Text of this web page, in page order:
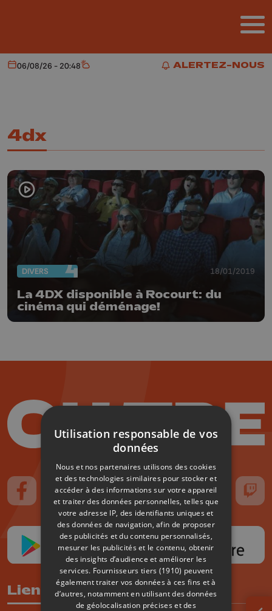
ALERTEZ-NOUS
ALERTEZ-NOUS
Aujourd'hui
06/08/26 - 20:48 Météo
4dx
DIVERS 18/01/2019
La 4DX disponible à Rocourt: du
cinéma qui déménage!
Suivez-nous sur FaceBook
Suivez-nous sur Instagram
Suivez-nous sur TikTokSuivez-nous sur YouTube
Suivez-nous
Liens utiles
Utilisation responsable de vos
données
Nous et nos partenaires utilisons des cookies
et des technologies similaires pour stocker et
accéder à des informations sur votre appareil
et traiter des données personnelles, telles que
votre adresse IP, des identifiants uniques et
des données de navigation, afin de proposer
des publicités et du contenu personnalisés,
mesurer les publicités et le contenu, obtenir
des insights d’audience et améliorer les
services. Fournisseurs tiers (1910) peuvent
également traiter vos données à ces fins et à
d’autres, notamment en utilisant des données
de géolocalisation précises et des